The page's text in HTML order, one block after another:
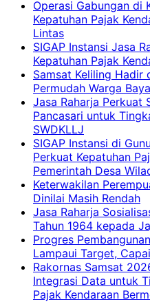
Operasi Gabungan di
Kepatuhan Pajak
Lintas
SIGAP Instansi Jasa
Kepatuhan Pajak
Samsat Keliling Hadir
Permudah Warga
Jasa Raharja Perkuat
Pancasari untuk
SWDKLLJ
SIGAP Instansi di
Perkuat Kepatuhan
Pemerintah Desa
Keterwakilan
Dinilai Masih Rendah
Jasa Raharja
Tahun 1964 kepada
Progres
Lampaui Target,
Rakornas Samsat
Integrasi Data untuk
Pajak Kendaraan